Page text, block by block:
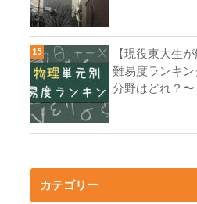
【現役東大生
難易度ランキ
分野はどれ？〜
カテゴリー